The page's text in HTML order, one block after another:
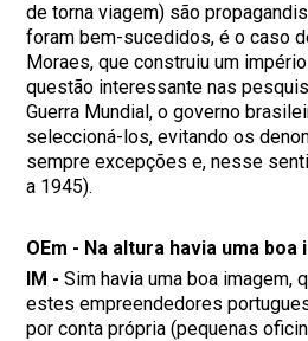
de torna viagem) são
foram bem-sucedidos, é o caso
Moraes, que construiu um
questão interessante nas
Guerra Mundial, o governo
seleccioná-los, evitando os
sempre excepções e, nesse
a 1945).
OEm - Na altura havia uma
IM - Sim havia uma boa imagem,
estes empreendedores
por conta própria (pequenas